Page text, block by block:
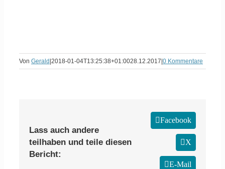
Von Gerald 2018-01-04T13:25:38+01:0028.12.2017 0 Kommentare
Lass auch andere
teilhaben und teile diesen
Bericht:
Facebook
X
E-Mail